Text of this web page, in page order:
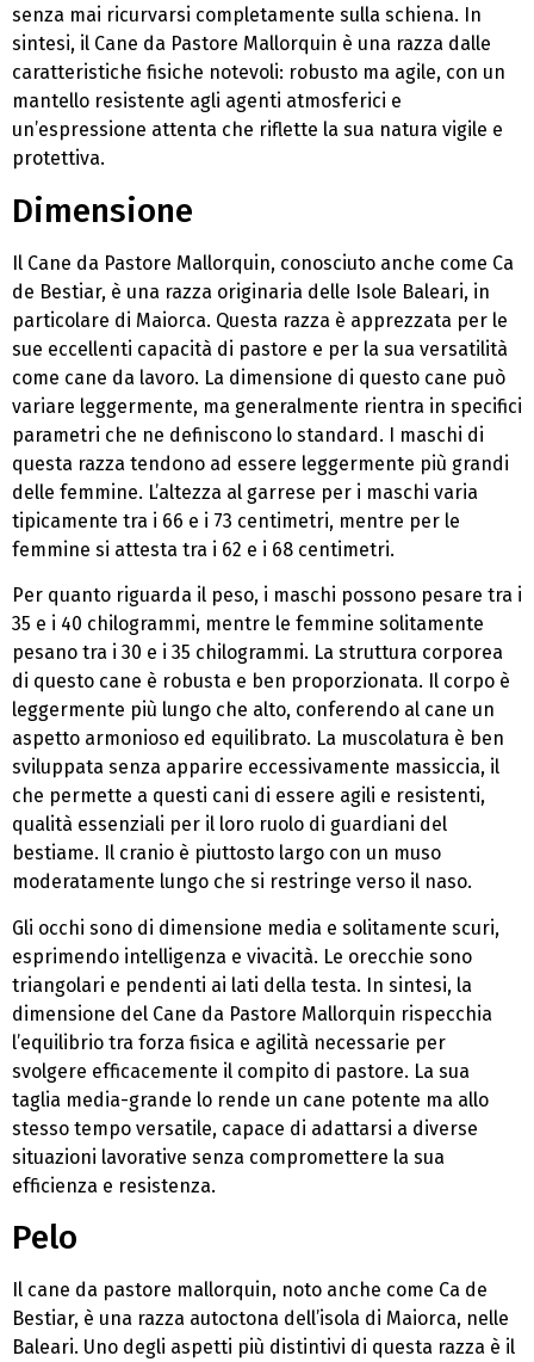
senza mai ricurvarsi completamente sulla schiena. In
sintesi, il Cane da Pastore Mallorquin è una razza dalle
caratteristiche fisiche notevoli: robusto ma agile, con un
mantello resistente agli agenti atmosferici e
un’espressione attenta che riflette la sua natura vigile e
protettiva.
Dimensione
Il Cane da Pastore Mallorquin, conosciuto anche come Ca
de Bestiar, è una razza originaria delle Isole Baleari, in
particolare di Maiorca. Questa razza è apprezzata per le
sue eccellenti capacità di pastore e per la sua versatilità
come cane da lavoro. La dimensione di questo cane può
variare leggermente, ma generalmente rientra in specifici
parametri che ne definiscono lo standard. I maschi di
questa razza tendono ad essere leggermente più grandi
delle femmine. L’altezza al garrese per i maschi varia
tipicamente tra i 66 e i 73 centimetri, mentre per le
femmine si attesta tra i 62 e i 68 centimetri.
Per quanto riguarda il peso, i maschi possono pesare tra i
35 e i 40 chilogrammi, mentre le femmine solitamente
pesano tra i 30 e i 35 chilogrammi. La struttura corporea
di questo cane è robusta e ben proporzionata. Il corpo è
leggermente più lungo che alto, conferendo al cane un
aspetto armonioso ed equilibrato. La muscolatura è ben
sviluppata senza apparire eccessivamente massiccia, il
che permette a questi cani di essere agili e resistenti,
qualità essenziali per il loro ruolo di guardiani del
bestiame. Il cranio è piuttosto largo con un muso
moderatamente lungo che si restringe verso il naso.
Gli occhi sono di dimensione media e solitamente scuri,
esprimendo intelligenza e vivacità. Le orecchie sono
triangolari e pendenti ai lati della testa. In sintesi, la
dimensione del Cane da Pastore Mallorquin rispecchia
l’equilibrio tra forza fisica e agilità necessarie per
svolgere efficacemente il compito di pastore. La sua
taglia media-grande lo rende un cane potente ma allo
stesso tempo versatile, capace di adattarsi a diverse
situazioni lavorative senza compromettere la sua
efficienza e resistenza.
Pelo
Il cane da pastore mallorquin, noto anche come Ca de
Bestiar, è una razza autoctona dell’isola di Maiorca, nelle
Baleari. Uno degli aspetti più distintivi di questa razza è il